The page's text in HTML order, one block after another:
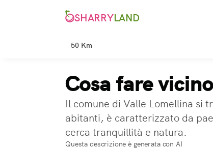
SHARRYLAND
50 Km
Cosa fare
Il comune di Valle Lomellina si
abitanti, è caratterizzato da
cerca tranquillità e natura.
Questa descrizione è generata con AI